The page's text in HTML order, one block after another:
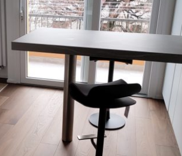
27/12/2022
07 Padova